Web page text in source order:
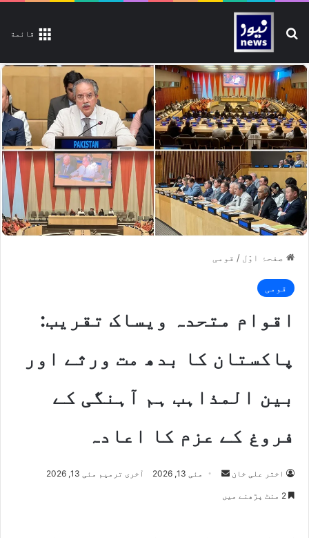
قائمة تلاش کیجیے
صفحۂ اوّل / قومی
قومی
اقوام متحدہ ویساک تقریب:
پاکستان کا بدھ مت ورثے اور
بین المذاہب ہم آہنگی کے
فروغ کے عزم کا اعادہ
اختر علی خان
Send مئی 13, 2026 آخری ترمیم مئی 13, 2026